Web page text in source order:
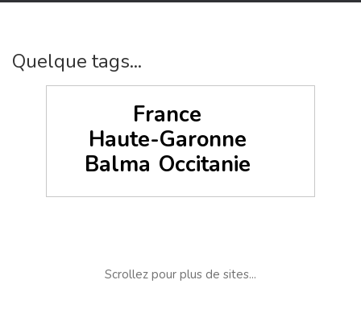
Quelque tags...
France
Haute-Garonne
Balma Occitanie
Scrollez pour plus de sites...